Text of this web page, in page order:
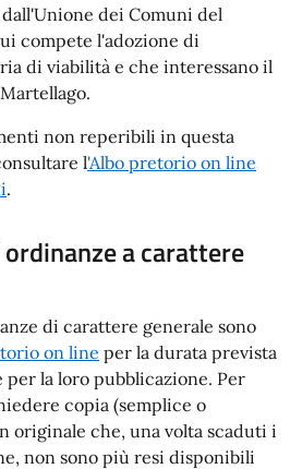
dei Comuni del
compete l'adozione di
di viabilità e che interessano il
non reperibili in questa
l'Albo pretorio on line
.
a carattere
di carattere generale sono
on line per la durata prevista
la loro pubblicazione. Per
copia (semplice o
originale che, una volta scaduti i
non sono più resi disponibili